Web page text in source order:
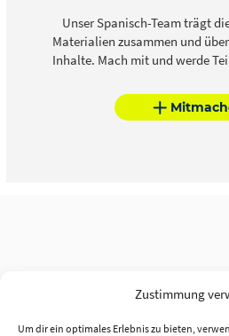
Zustimmung
Um dir ein optimales Erlebnis zu bieten,
Unser Spanisch-Team trägt
Materialien zusammen und
Inhalte. Mach mit und werde